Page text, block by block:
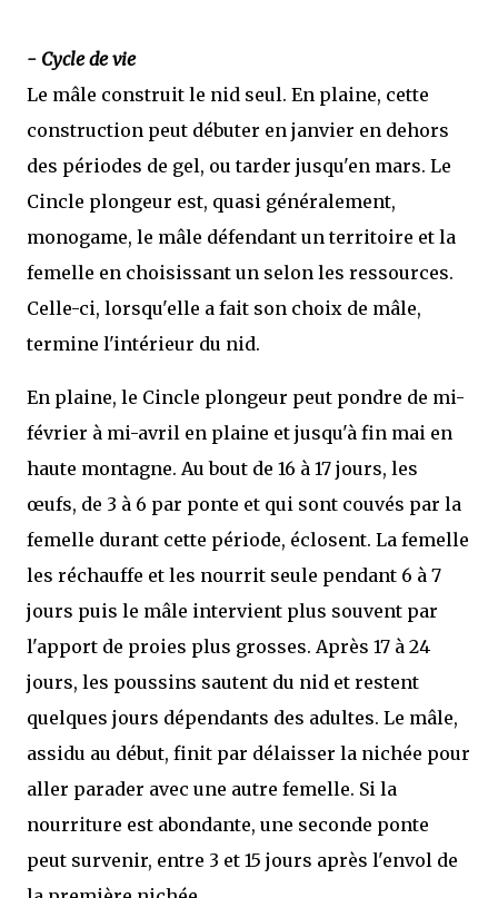
- Cycle de vie
Le mâle construit le nid seul. En plaine, cette
construction peut débuter en janvier en dehors
des périodes de gel, ou tarder jusqu'en mars. Le
Cincle plongeur est, quasi généralement,
monogame, le mâle défendant un territoire et la
femelle en choisissant un selon les ressources.
Celle-ci, lorsqu'elle a fait son choix de mâle,
termine l'intérieur du nid.
En plaine, le Cincle plongeur peut pondre de mi-
février à mi-avril en plaine et jusqu'à fin mai en
haute montagne. Au bout de 16 à 17 jours, les
œufs, de 3 à 6 par ponte et qui sont couvés par la
femelle durant cette période, éclosent. La femelle
les réchauffe et les nourrit seule pendant 6 à 7
jours puis le mâle intervient plus souvent par
l'apport de proies plus grosses. Après 17 à 24
jours, les poussins sautent du nid et restent
quelques jours dépendants des adultes. Le mâle,
assidu au début, finit par délaisser la nichée pour
aller parader avec une autre femelle. Si la
nourriture est abondante, une seconde ponte
peut survenir, entre 3 et 15 jours après l'envol de